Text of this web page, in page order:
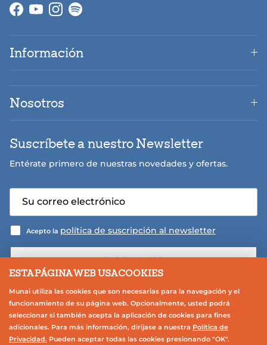
Facebook
YouTubeInstagram
Información
Nosotros
Suscríbete a nuestro Newsletter
Entérate primero de nuestras novedades y ofertas.
Acepto la política de suscripción al newsletter
SUSCRIBIRSE
ESTA PÁGINA WEB USA COOKIES
Munai utiliza las cookies que son necesarias para la navegación y el
funcionamiento de su página web. Opcionalmente, usted podrá
seleccionar si también acepta la aplicación de cookies para fines
adicionales. Para más información, dirijase a nuestra Política de
Privacidad. Pueden aceptar todas las cookies presionando "OK".